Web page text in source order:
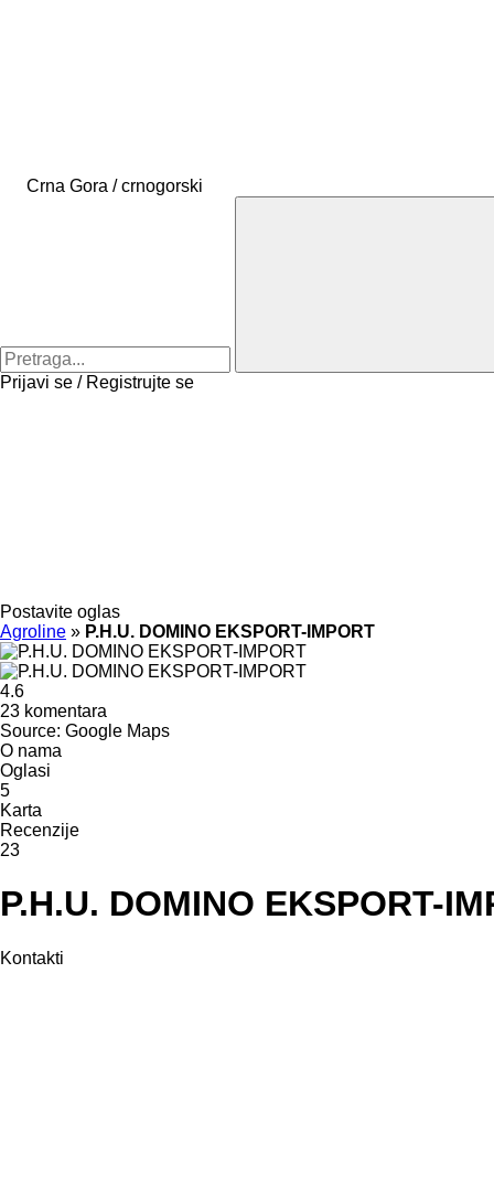
Crna Gora / crnogorski
Prijavi se / Registrujte se
Postavite oglas
Agroline » P.H.U. DOMINO EKSPORT-IMPORT
4.6
23 komentara
Source: Google Maps
O nama
Oglasi
5
Karta
Recenzije
23
P.H.U. DOMINO EKSPORT-
Kontakti